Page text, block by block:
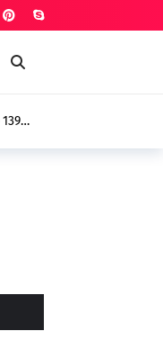
തുടർന്ന്